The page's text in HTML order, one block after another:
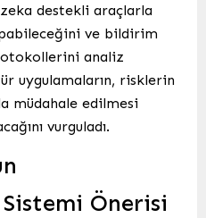
destekli araçlarla
ve bildirim
analiz
uygulamaların, risklerin
müdahale edilmesi
vurguladı.
Önerisi